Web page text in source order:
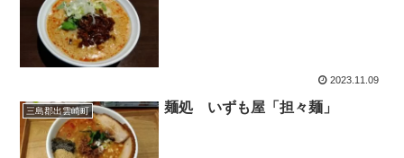
2023.11.09
三島郡出雲崎町 麺処 いずも屋「担々麺」